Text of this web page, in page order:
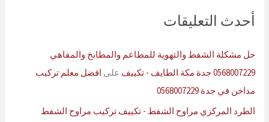
أحدث التعليقات
حل مشكلة الشفط والتهوية للمطاعم والمطابخ والمقاهي
0568007229 جدة مكة الطايف - تكييف
على افضل معلم تركيب
مداخن في جدة 0568007229
الطرد المركزي مراوح الشفط - تكييف تركيب مراوح الشفط